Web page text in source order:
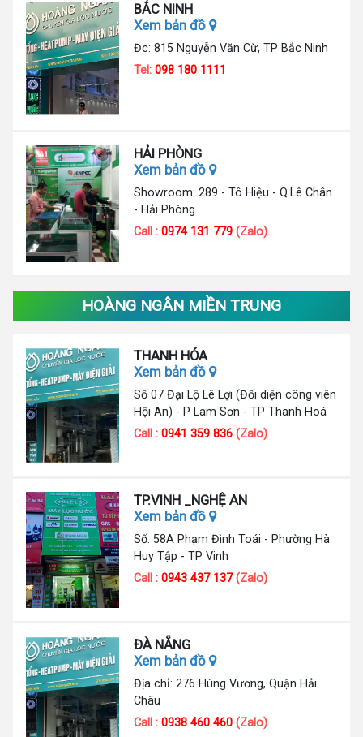
BẮC NINH
Xem bản đồ
Đc: 815 Nguyễn Văn Cừ, TP Bắc Ninh
Tel:098 180 1111
HẢI PHÒNG
Xem bản đồ
Showroom: 289 - Tô Hiệu - Q.Lê Chân
- Hải Phòng
Call :0974 131 779 (Zalo)
HOÀNG NGÂN MIỀN TRUNG
THANH HÓA
Xem bản đồ
Số 07 Đại Lộ Lê Lợi (Đối diện công viên
Hội An) - P Lam Sơn - TP Thanh Hoá
Call :0941 359 836 (Zalo)
TP.VINH _NGHỆ AN
Xem bản đồ
Số: 58A Phạm Đình Toái - Phường Hà
Huy Tập - TP Vinh
Call :0943 437 137(Zalo)
ĐÀ NẴNG
Xem bản đồ
Địa chỉ: 276 Hùng Vương, Quận Hải
Châu
Call :0938 460 460 (Zalo)